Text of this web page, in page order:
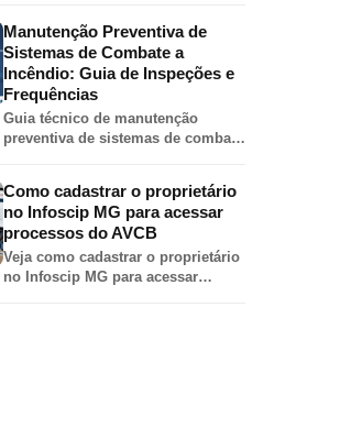
elétrica e teste automático.
Manutenção Preventiva de
Sistemas de Combate a
Incêndio: Guia de Inspeções e
Frequências
Guia técnico de manutenção
preventiva de sistemas de combate
extintores e alarme por norma.
Como cadastrar o proprietário
no Infoscip MG para acessar
processos do AVCB
Veja como cadastrar o proprietário
no Infoscip MG para acessar